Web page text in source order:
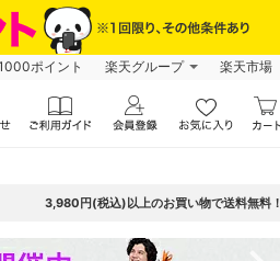
ポイント 楽天グループ 楽天市場
3,980円(税込)以上のお買い物で送料無料！